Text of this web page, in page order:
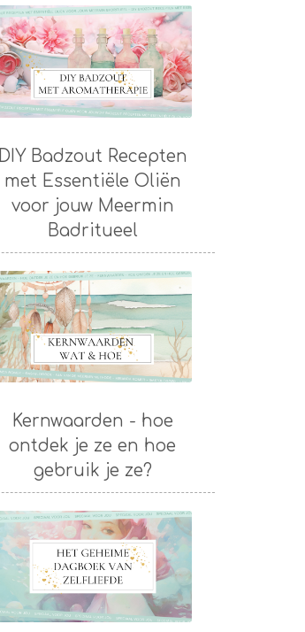
DIY Badzout Recepten
met Essentiële Oliën
voor jouw Meermin
Badritueel
Kernwaarden - hoe
ontdek je ze en hoe
gebruik je ze?